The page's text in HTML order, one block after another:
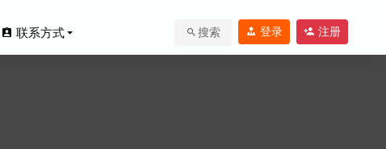
联系方式 搜索 登录 注册